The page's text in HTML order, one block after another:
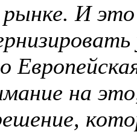
рынке. И
на